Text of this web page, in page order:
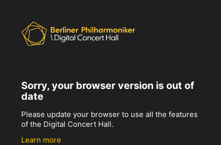
Sorry, your browser version is out of
date
Please update your browser to use all the features
of the Digital Concert Hall.
Learn more